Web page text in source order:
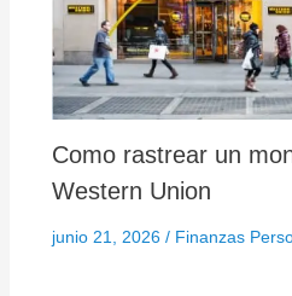
Como rastrear un
Western Union
junio 21, 2026 / Finanzas